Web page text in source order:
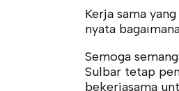
Kerja sama
nyata
Semoga
Sulbar tetap
bekerjasama